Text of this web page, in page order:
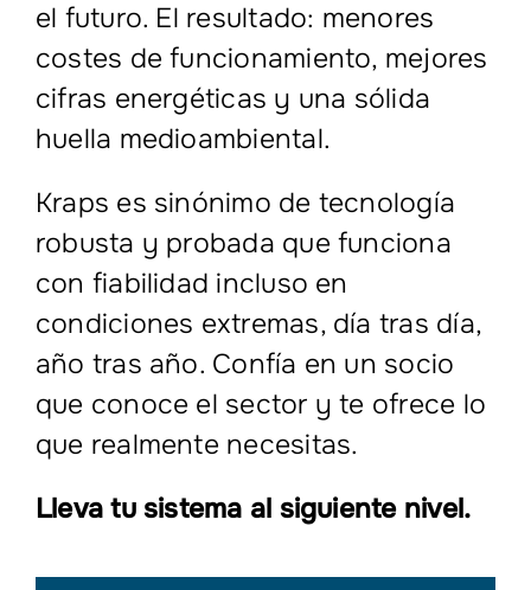
el futuro. El resultado: menores
costes de funcionamiento, mejores
cifras energéticas y una sólida
huella medioambiental.
Kraps es sinónimo de tecnología
robusta y probada que funciona
con fiabilidad incluso en
condiciones extremas, día tras día,
año tras año. Confía en un socio
que conoce el sector y te ofrece lo
que realmente necesitas.
Lleva tu sistema al siguiente nivel.